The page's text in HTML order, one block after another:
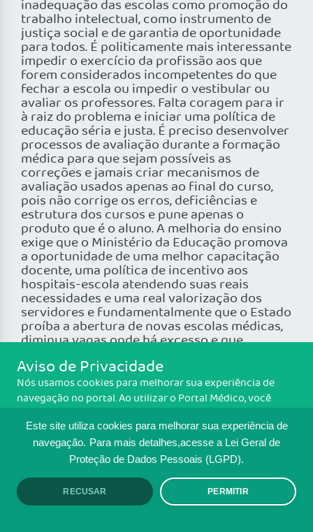
Este site utiliza cookies para melhorar sua experiência de
navegação. Para mais detalhes,acesse a Lei Geral de
Proteção de Dados Pessoais (LGPD).
RECUSAR PERMITIR
Aviso de Privacidade
Nós usamos cookies para melhorar sua experiência de
navegação no portal. Ao utilizar o Portal Médico, você
Para ter mais informações sobre como isso é feito, acesse
Política de cookies. Se você concorda, clique em ACEITO.
ACEITO